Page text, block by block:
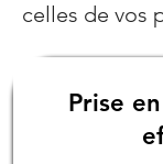
celles de vos
Prise